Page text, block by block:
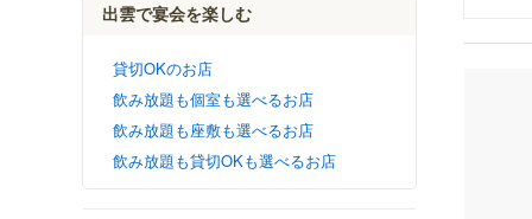
出雲で宴会を楽しむ
貸切OKのお店
飲み放題も個室も選べるお店
飲み放題も座敷も選べるお店
飲み放題も貸切OKも選べるお店